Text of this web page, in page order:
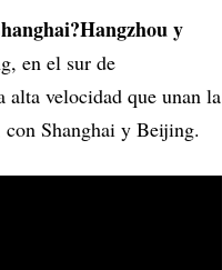
hanghai?Hangzhou y
en el sur de
alta velocidad que unan la
Shanghai y Beijing.